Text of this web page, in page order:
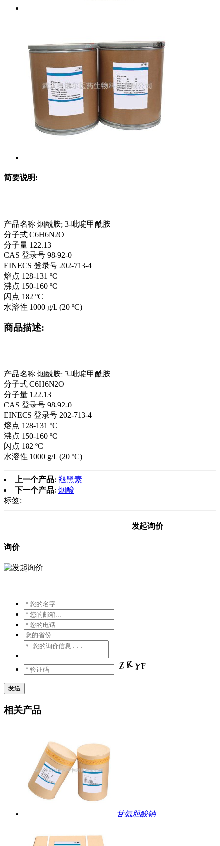
简要说明:
产品名称 烟酰胺; 3-吡啶甲酰胺
分子式 C6H6N2O
分子量 122.13
CAS 登录号 98-92-0
EINECS 登录号 202-713-4
熔点 128-131 ºC
沸点 150-160 ºC
闪点 182 ºC
水溶性 1000 g/L (20 ºC)
商品描述:
产品名称 烟酰胺; 3-吡啶甲酰胺
分子式 C6H6N2O
分子量 122.13
CAS 登录号 98-92-0
EINECS 登录号 202-713-4
熔点 128-131 ºC
沸点 150-160 ºC
闪点 182 ºC
水溶性 1000 g/L (20 ºC)
上一个产品: 褪黑素
下一个产品: 烟酸
标签:
发起询价
询价
相关产品
甘氨胆酸钠